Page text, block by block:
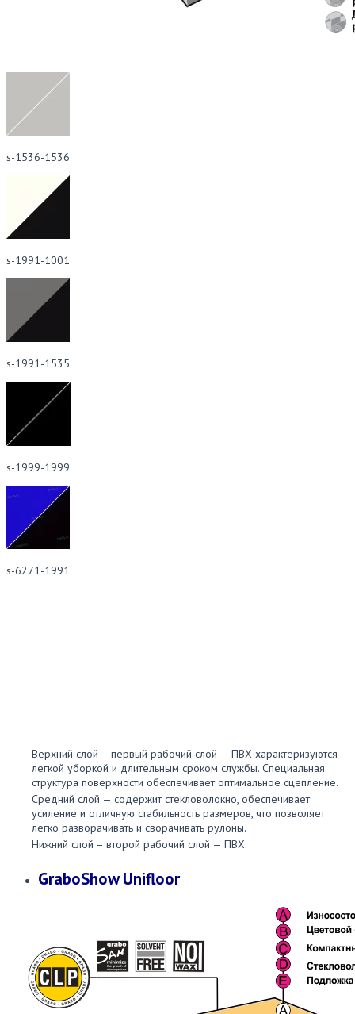
s-1536-1536
s-1991-1001
s-1991-1535
s-1999-1999
s-6271-1991
Верхний слой – первый рабочий слой — ПВХ характеризуются
легкой уборкой и длительным сроком службы. Специальная
структура поверхности обеспечивает оптимальное сцепление.
Средний слой — содержит стекловолокно, обеспечивает
усиление и отличную стабильность размеров, что позволяет
легко разворачивать и сворачивать рулоны.
Нижний слой – второй рабочий слой — ПВХ.
GraboShow Unifloor